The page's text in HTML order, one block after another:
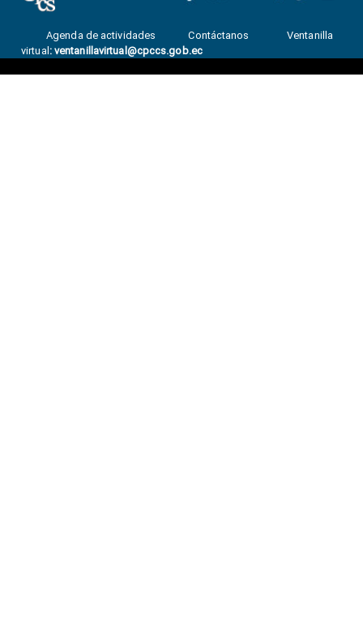
Agenda de actividades Contáctanos
Ventanilla
virtual : ventanillavirtual@cpccs.gob.ec